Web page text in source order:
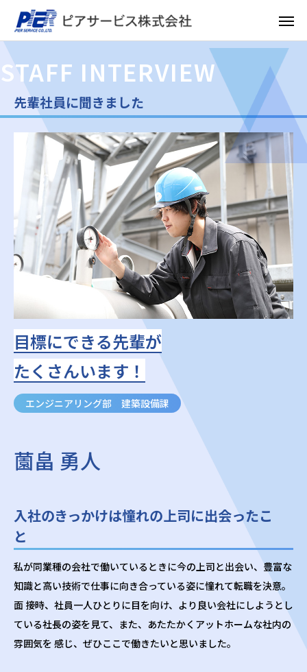
STAFF INTERVIEW
先輩社員に聞きました
目標にできる先輩が
たくさんいます！
エンジニアリング部 建築設備課
薗畠 勇人
入社のきっかけは憧れの上司に出会ったこ
と
私が同業種の会社で働いているときに今の上司と出会い、豊富な
知識と高い技術で仕事に向き合っている姿に憧れて転職を決意。
面 接時、社員一人ひとりに目を向け、より良い会社にしようとし
ている社長の姿を見て、また、あたたかくアットホームな社内の
雰囲気を 感じ、ぜひここで働きたいと思いました。